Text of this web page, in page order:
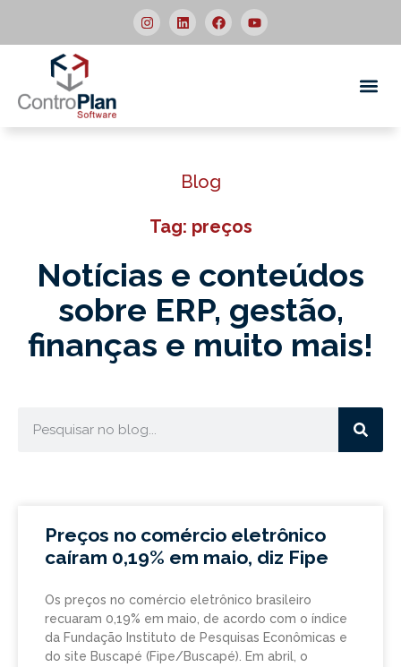
Blog
Tag: preços
Notícias e conteúdos
sobre ERP, gestão,
finanças e muito mais!
Preços no comércio eletrônico
caíram 0,19% em maio, diz Fipe
Os preços no comércio eletrônico brasileiro
recuaram 0,19% em maio, de acordo com o índice
da Fundação Instituto de Pesquisas Econômicas e
do site Buscapé (Fipe/Buscapé). Em abril, o